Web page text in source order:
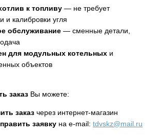
к топливу — не требует
и калибровки угля
обслуживание — сменные детали,
для модульных котельных и
объектов
заказ Вы можете:
заказ через интернет-магазин
заявку на e-mail: tdvskz@mail.ru